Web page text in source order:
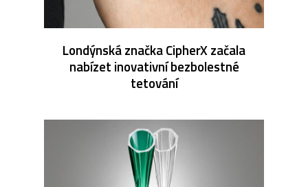
Londýnská značka CipherX začala
nabízet inovativní bezbolestné
tetování